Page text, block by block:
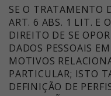
SE O TRATAMENTO
ART. 6 ABS. 1 LIT. E
DIREITO DE SE
DADOS PESSOAIS
MOTIVOS
PARTICULAR; ISTO
DEFINIÇÃO DE